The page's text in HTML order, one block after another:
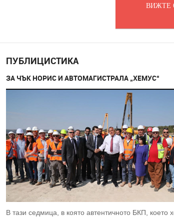
ВИЖТЕ
ПУБЛИЦИСТИКА
ЗА ЧЪК НОРИС И АВТОМАГИСТРАЛА „ХЕМУС“
В тази седмица, в която автентичното БКП, което